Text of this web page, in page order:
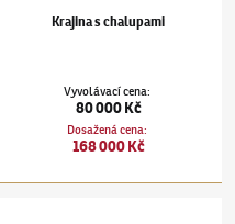
Krajina s chalupami
Vyvolávací cena:
80 000 Kč
Dosažená cena:
168 000 Kč